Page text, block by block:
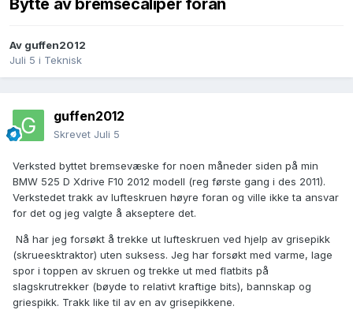
Bytte av bremsecaliper foran
Av guffen2012
Juli 5 i Teknisk
guffen2012
Skrevet Juli 5
Verksted byttet bremsevæske for noen måneder siden på min
BMW 525 D Xdrive F10 2012 modell (reg første gang i des 2011).
Verkstedet trakk av lufteskruen høyre foran og ville ikke ta ansvar
for det og jeg valgte å akseptere det.
Nå har jeg forsøkt å trekke ut lufteskruen ved hjelp av grisepikk
(skrueesktraktor) uten suksess. Jeg har forsøkt med varme, lage
spor i toppen av skruen og trekke ut med flatbits på
slagskrutrekker (bøyde to relativt kraftige bits), bannskap og
griespikk. Trakk like til av en av grisepikkene.